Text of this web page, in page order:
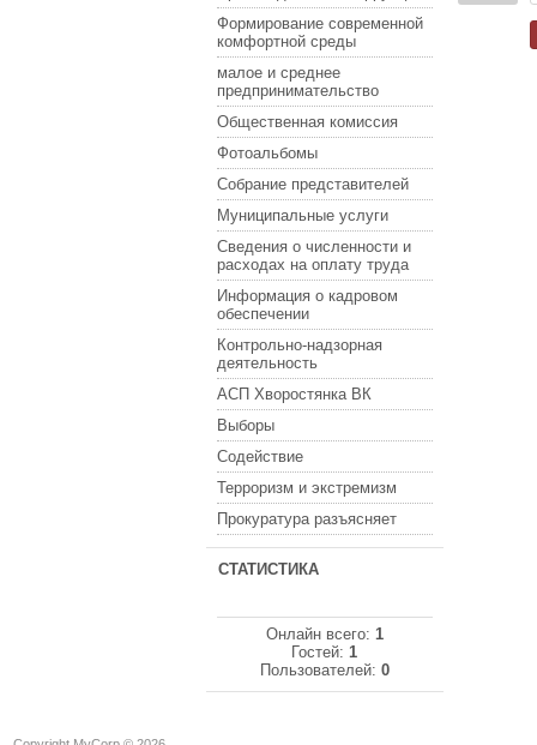
Формирование современной
комфортной среды
малое и среднее
предпринимательство
Общественная комиссия
Фотоальбомы
Собрание представителей
Муниципальные услуги
Сведения о численности и
расходах на оплату труда
Информация о кадровом
обеспечении
Контрольно-надзорная
деятельность
АСП Хворостянка ВК
Выборы
Содействие
Терроризм и экстремизм
Прокуратура разъясняет
СТАТИСТИКА
Онлайн всего: 1
Гостей:1
Пользователей: 0